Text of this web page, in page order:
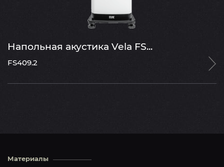
Напольная акустика Vela FS...
FS409.2
Материалы